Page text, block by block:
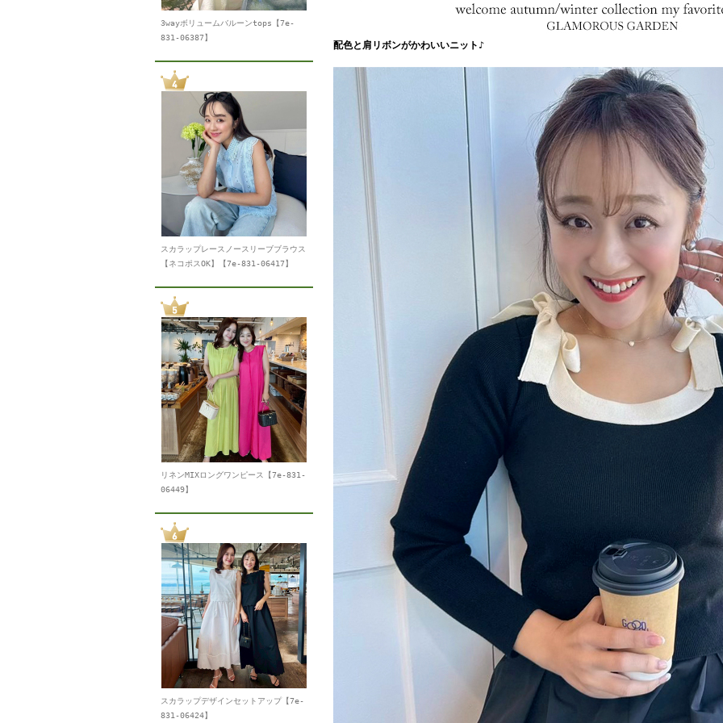
3wayボリュームバルーンtops【7e-
831-06387】
スカラップレースノースリーブブラウス
【ネコポスOK】【7e-831-06417】
リネンMIXロングワンピース【7e-831-
06449】
スカラップデザインセットアップ【7e-
831-06424】
配色と肩リボンがかわいいニット♪